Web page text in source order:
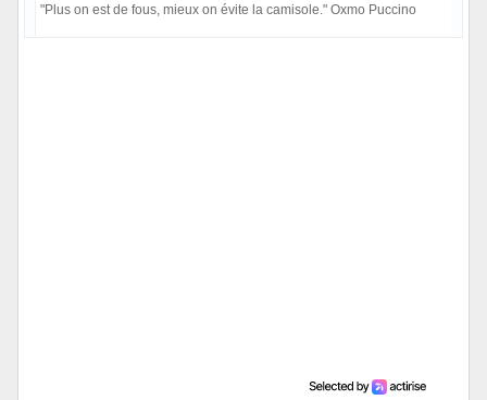
"Plus on est de fous, mieux on évite la camisole." Oxmo Puccino